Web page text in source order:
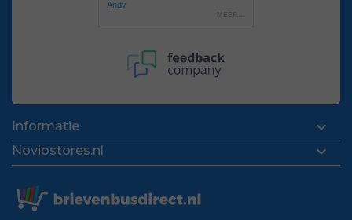
Informatie 
Noviostores.nl 